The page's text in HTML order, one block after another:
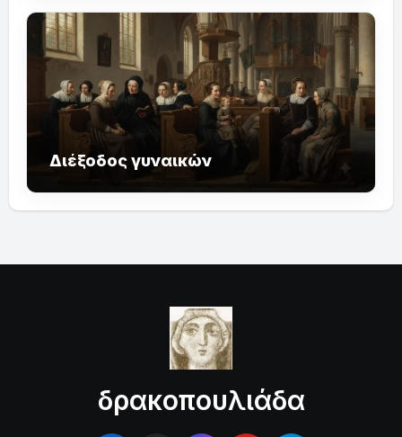
Διέξοδος γυναικών
δρακοπουλιάδα